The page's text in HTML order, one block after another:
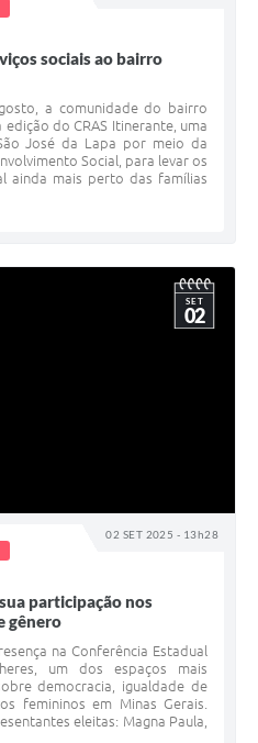
sociais ao bairro
a comunidade do bairro
do CRAS Itinerante, uma
José da Lapa por meio da
Social, para levar os
ainda mais perto das famílias
02 SET 2025 - 13h28
SET
02
participação nos
gênero
na Conferência Estadual
um dos espaços mais
democracia, igualdade de
femininos em Minas Gerais.
eleitas: Magna Paula,